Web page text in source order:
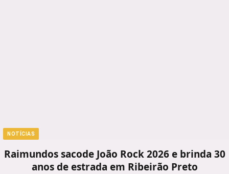
NOTÍCIAS
Raimundos sacode João Rock 2026 e brinda 30
anos de estrada em Ribeirão Preto